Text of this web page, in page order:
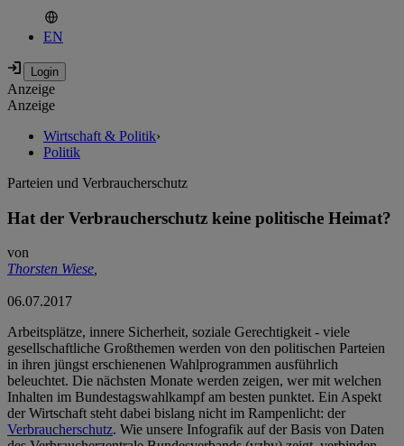
EN
Anzeige
Anzeige
Wirtschaft & Politik›
Politik
Parteien und Verbraucherschutz
Hat der Verbraucherschutz keine politische Heimat?
von
Thorsten Wiese,
06.07.2017
Arbeitsplätze, innere Sicherheit, soziale Gerechtigkeit - viele
gesellschaftliche Großthemen werden von den politischen Parteien
in ihren jüngst erschienenen Wahlprogrammen ausführlich
beleuchtet. Die nächsten Monate werden zeigen, wer mit welchen
Inhalten im Bundestagswahlkampf am besten punktet. Ein Aspekt
der Wirtschaft steht dabei bislang nicht im Rampenlicht: der
Verbraucherschutz. Wie unsere Infografik auf der Basis von Daten